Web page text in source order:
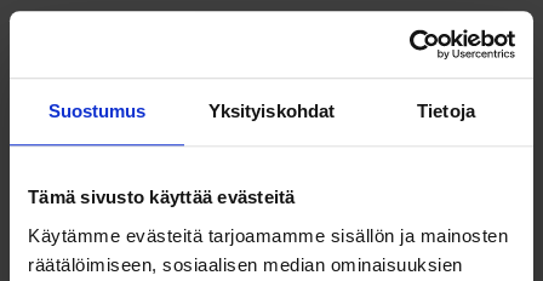
Suostumus Yksityiskohdat Tietoja
Tämä sivusto käyttää evästeitä
Käytämme evästeitä tarjoamamme sisällön ja mainosten
räätälöimiseen, sosiaalisen median ominaisuuksien